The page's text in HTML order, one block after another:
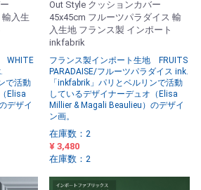
入生
WHITE
で活動
Elisa
デザイ
Out Style クッションカバー
45x45cm フルーツパラダイス 輸
入生地 フランス製 インポート
inkfabrik
フランス製インポート生地 FRUITS
PARADAISE/フルーツパラダイス ink.
「inkfabrik」パリとベルリンで活動
しているデザイナーデュオ（Elisa
Millier & Magali Beaulieu）のデザイ
ン画。
在庫数：2
¥ 3,480
在庫数：2